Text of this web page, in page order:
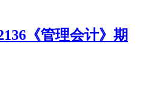
《管理会计》期